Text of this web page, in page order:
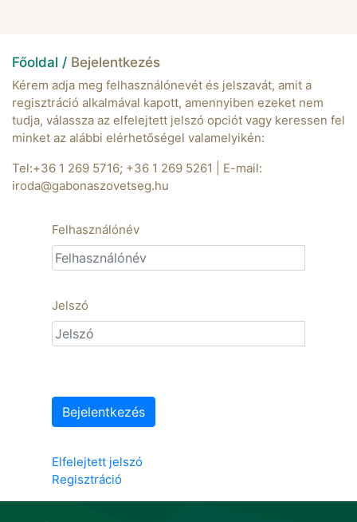
Főoldal / Bejelentkezés
Kérem adja meg felhasználónevét és jelszavát, amit a
regisztráció alkalmával kapott, amennyiben ezeket nem
tudja, válassza az elfelejtett jelszó opciót vagy keressen fel
minket az alábbi elérhetőségel valamelyikén:
Tel:+36 1 269 5716; +36 1 269 5261 | E-mail:
iroda@gabonaszovetseg.hu
Felhasználónév
Jelszó
Bejelentkezés
Elfelejtett jelszó
Regisztráció